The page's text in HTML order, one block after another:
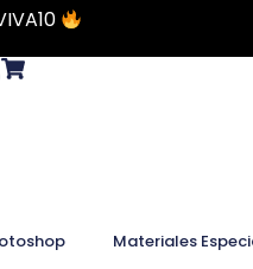
Materiales